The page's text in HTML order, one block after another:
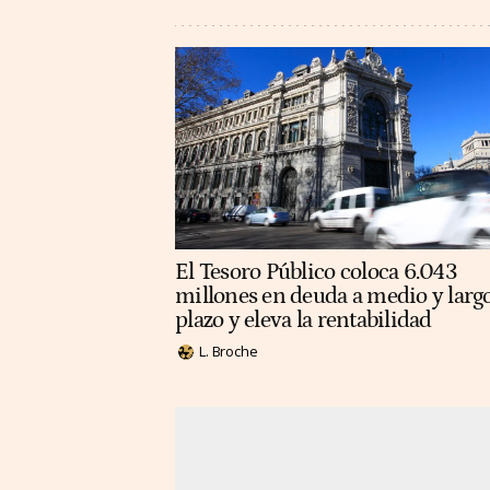
El Tesoro Público coloca 6.043
millones en deuda a medio y
plazo y eleva la rentabilidad
L. Broche